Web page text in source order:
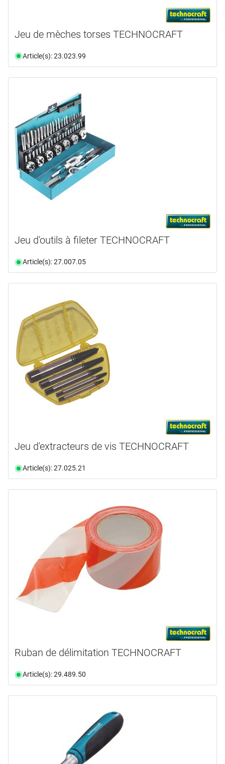
Jeu de mèches torses TECHNOCRAFT
Article(s): 23.023.99
Jeu d'outils à fileter TECHNOCRAFT
Article(s): 27.007.05
Jeu d'extracteurs de vis TECHNOCRAFT
Article(s): 27.025.21
Ruban de délimitation TECHNOCRAFT
Article(s): 29.489.50